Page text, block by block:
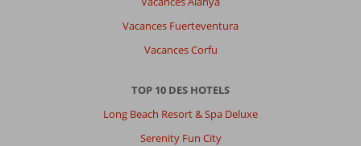
Vacances Fuerteventura
Vacances Corfu
TOP 10 DES HOTELS
Long Beach Resort & Spa Deluxe
Serenity Fun City